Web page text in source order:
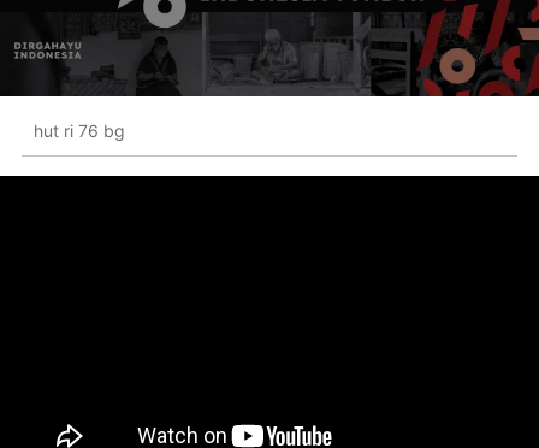
hut ri 76 bg